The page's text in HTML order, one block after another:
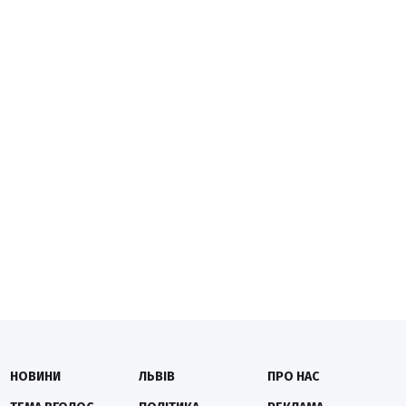
НОВИНИ
ЛЬВІВ
ПРО НАС